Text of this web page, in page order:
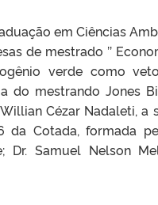
em Ciências
de mestrado ’’
verde como
do mestrando Jones
Cézar Nadaleti,
Cotada, formada
Dr. Samuel Nelson